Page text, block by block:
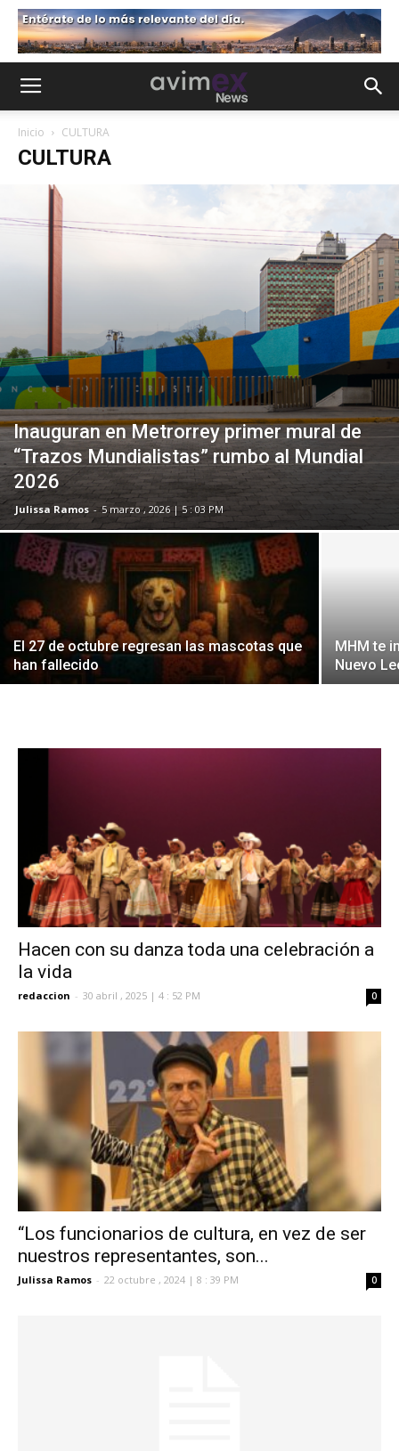
Inicio CULTURA
CULTURA
Inauguran en Metrorrey primer mural de
“Trazos Mundialistas” rumbo al Mundial
2026
Julissa Ramos - 5 marzo , 2026 | 5 : 03 PM
El 27 de octubre regresan las mascotas que
han fallecido
MHM te
Nuevo
Hacen con su danza toda una celebración a
la vida
redaccion - 30 abril , 2025 | 4 : 52 PM 0
“Los funcionarios de cultura, en vez de ser
nuestros representantes, son...
Julissa Ramos - 22 octubre , 2024 | 8 : 39 PM 0